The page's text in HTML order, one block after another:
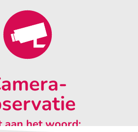
aan het woord: